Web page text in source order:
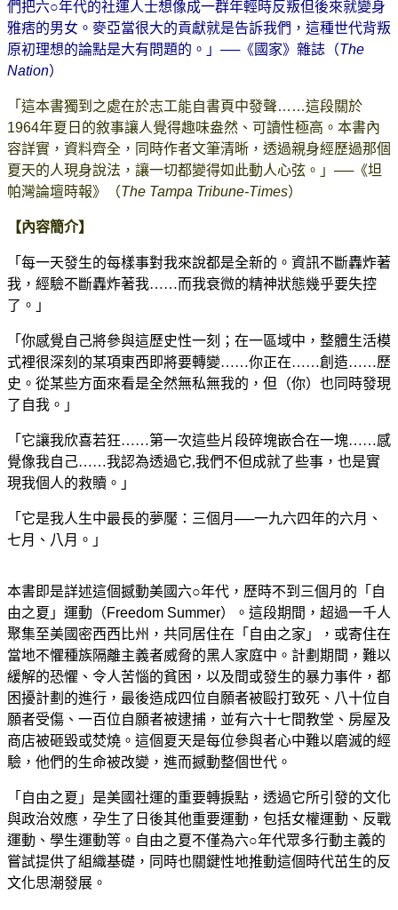
們把六○年代的社運人士想像成一群年輕時反叛但後來就變身
雅痞的男女。麥亞當很大的貢獻就是告訴我們，這種世代背叛
原初理想的論點是大有問題的。」──《國家》雜誌（The
Nation）
「這本書獨到之處在於志工能自書頁中發聲……這段關於
1964年夏日的敘事讓人覺得趣味盎然、可讀性極高。本書內
容詳實，資料齊全，同時作者文筆清晰，透過親身經歷過那個
夏天的人現身說法，讓一切都變得如此動人心弦。」──《坦
帕灣論壇時報》（The Tampa Tribune-Times）
【內容簡介】
「每一天發生的每樣事對我來說都是全新的。資訊不斷轟炸著
我，經驗不斷轟炸著我……而我衰微的精神狀態幾乎要失控
了。」
「你感覺自己將參與這歷史性一刻；在一區域中，整體生活模
式裡很深刻的某項東西即將要轉變……你正在……創造……歷
史。從某些方面來看是全然無私無我的，但（你）也同時發現
了自我。」
「它讓我欣喜若狂……第一次這些片段碎塊嵌合在一塊……感
覺像我自己……我認為透過它,我們不但成就了些事，也是實
現我個人的救贖。」
「它是我人生中最長的夢魘：三個月──一九六四年的六月、
七月、八月。」
本書即是詳述這個撼動美國六○年代，歷時不到三個月的「自
由之夏」運動（Freedom Summer）。這段期間，超過一千人
聚集至美國密西西比州，共同居住在「自由之家」，或寄住在
當地不懼種族隔離主義者威脅的黑人家庭中。計劃期間，難以
緩解的恐懼、令人苦惱的貧困，以及間或發生的暴力事件，都
困擾計劃的進行，最後造成四位自願者被毆打致死、八十位自
願者受傷、一百位自願者被逮捕，並有六十七間教堂、房屋及
商店被砸毀或焚燒。這個夏天是每位參與者心中難以磨滅的經
驗，他們的生命被改變，進而撼動整個世代。
「自由之夏」是美國社運的重要轉捩點，透過它所引發的文化
與政治效應，孕生了日後其他重要運動，包括女權運動、反戰
運動、學生運動等。自由之夏不僅為六○年代眾多行動主義的
嘗試提供了組織基礎，同時也關鍵性地推動這個時代茁生的反
文化思潮發展。